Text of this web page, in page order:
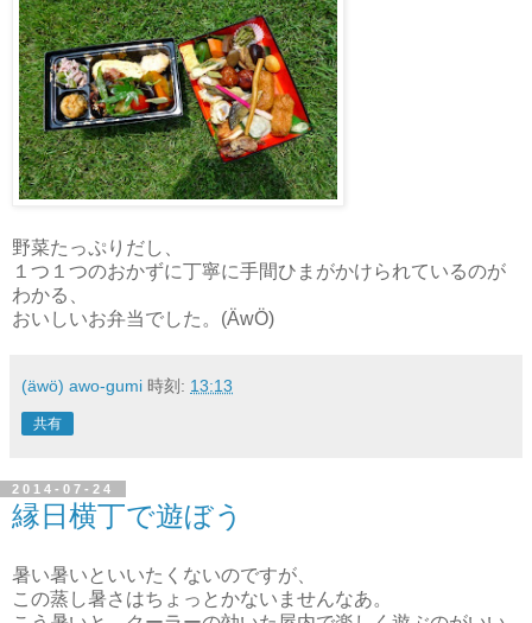
野菜たっぷりだし、
１つ１つのおかずに丁寧に手間ひまがかけられているのが
わかる、
おいしいお弁当でした。(ÄwÖ)
(äwö) awo-gumi 時刻: 13:13
共有
2014-07-24
縁日横丁で遊ぼう
暑い暑いといいたくないのですが、
この蒸し暑さはちょっとかないませんなあ。